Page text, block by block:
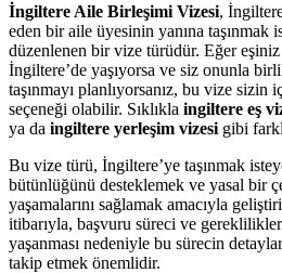
İngiltere Aile Birleşimi Vizesi,
eden bir aile üyesinin yanına taşınmak
düzenlenen bir vize türüdür. Eğer
İngiltere’de yaşıyorsa ve siz onunla
taşınmayı planlıyorsanız, bu vize
seçeneği olabilir. Sıklıkla ingiltere eş
ya da ingiltere yerleşim vizesi gibi
Bu vize türü, İngiltere’ye taşınmak
bütünlüğünü desteklemek ve yasal bir
yaşamalarını sağlamak amacıyla
itibarıyla, başvuru süreci ve
yaşanması nedeniyle bu sürecin
takip etmek önemlidir.